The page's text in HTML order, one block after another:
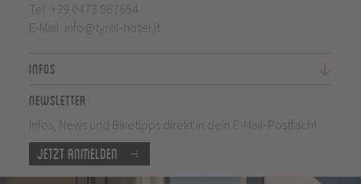
Tel. +39 0473 967654
E-Mail: info@tyrol-hotel.it
Infos
Newsletter
Infos, News und Biketipps direkt in dein E-Mail-Postfach!
Jetzt anmelden